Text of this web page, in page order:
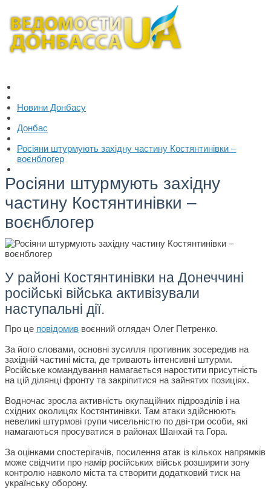
Новини Донбасу
Донбас
Росіяни штурмують західну частину Костянтинівки –
воєнблогер
Росіяни штурмують західну
частину Костянтинівки –
воєнблогер
У районі Костянтинівки на Донеччині
російські війська активізували
наступальні дії.
Про це повідомив воєнний оглядач Олег Петренко.
За його словами, основні зусилля противник зосередив на
західній частині міста, де тривають інтенсивні штурми.
Російське командування намагається наростити присутність
на цій ділянці фронту та закріпитися на зайнятих позиціях.
Водночас зросла активність окупаційних підрозділів і на
східних околицях Костянтинівки. Там атаки здійснюють
невеликі штурмові групи чисельністю по дві-три особи, які
намагаються просуватися в районах Шанхай та Гора.
За оцінками спостерігачів, посилення атак із кількох напрямків
може свідчити про намір російських військ розширити зону
контролю навколо міста та створити додатковий тиск на
українську оборону.